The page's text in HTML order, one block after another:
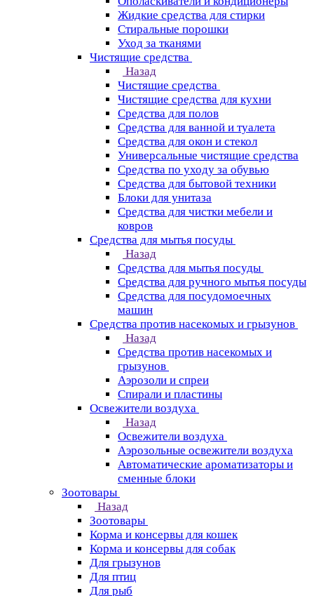
Жидкие средства для стирки
Стиральные порошки
Уход за тканями
Чистящие средства
Назад
Чистящие средства
Чистящие средства для кухни
Средства для полов
Средства для ванной и туалета
Средства для окон и стекол
Универсальные чистящие средства
Средства по уходу за обувью
Средства для бытовой техники
Блоки для унитаза
Средства для чистки мебели и
ковров
Средства для мытья посуды
Назад
Средства для мытья посуды
Средства для ручного мытья посуды
Средства для посудомоечных
машин
Средства против насекомых и грызунов
Назад
Средства против насекомых и
грызунов
Аэрозоли и спреи
Спирали и пластины
Освежители воздуха
Назад
Освежители воздуха
Аэрозольные освежители воздуха
Автоматические ароматизаторы и
сменные блоки
Зоотовары
Назад
Зоотовары
Корма и консервы для кошек
Корма и консервы для собак
Для грызунов
Для птиц
Для рыб